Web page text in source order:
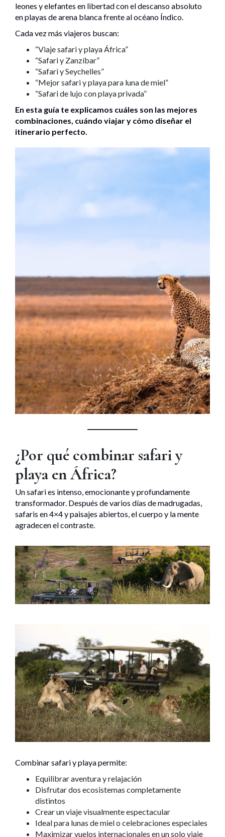
leones y elefantes en libertad con el descanso absoluto
en playas de arena blanca frente al océano Índico.
Cada vez más viajeros buscan:
“Viaje safari y playa África”
“Safari y Zanzíbar”
“Safari y Seychelles”
“Mejor safari y playa para luna de miel”
“Safari de lujo con playa privada”
En esta guía te explicamos cuáles son las mejores
combinaciones, cuándo viajar y cómo diseñar el
itinerario perfecto.
¿Por qué combinar safari y
playa en África?
Un safari es intenso, emocionante y profundamente
transformador. Después de varios días de madrugadas,
safaris en 4×4 y paisajes abiertos, el cuerpo y la mente
agradecen el contraste.
Combinar safari y playa permite:
Equilibrar aventura y relajación
Disfrutar dos ecosistemas completamente
distintos
Crear un viaje visualmente espectacular
Ideal para lunas de miel o celebraciones especiales
Maximizar vuelos internacionales en un solo viaje